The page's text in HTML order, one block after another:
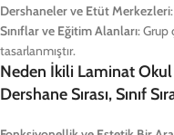
Dershaneler ve Etüt Merkezleri
Sınıflar ve Eğitim Alanları: Grup
tasarlanmıştır.
Neden İkili Laminat Okul
Dershane Sırası, Sınıf